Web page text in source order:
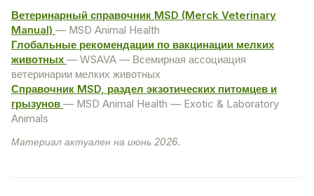
Ветеринарный справочник MSD (Merck Veterinary
Manual) — MSD Animal Health
Глобальные рекомендации по вакцинации мелких
животных — WSAVA — Всемирная ассоциация
ветеринарии мелких животных
Справочник MSD, раздел экзотических питомцев и
грызунов — MSD Animal Health — Exotic & Laboratory
Animals
Материал актуален на июнь 2026.